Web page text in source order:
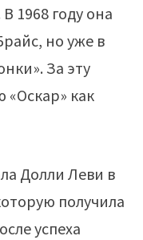
1968 году она
но уже в
За эту
«Оскар» как
Долли Леви в
получила
успеха